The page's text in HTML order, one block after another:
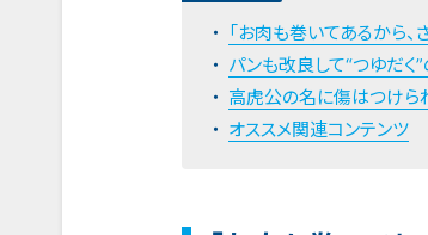
「お肉も巻いてあるから
パンも改良して“つゆだく
高虎公の名に傷はつけら
オススメ関連コンテンツ